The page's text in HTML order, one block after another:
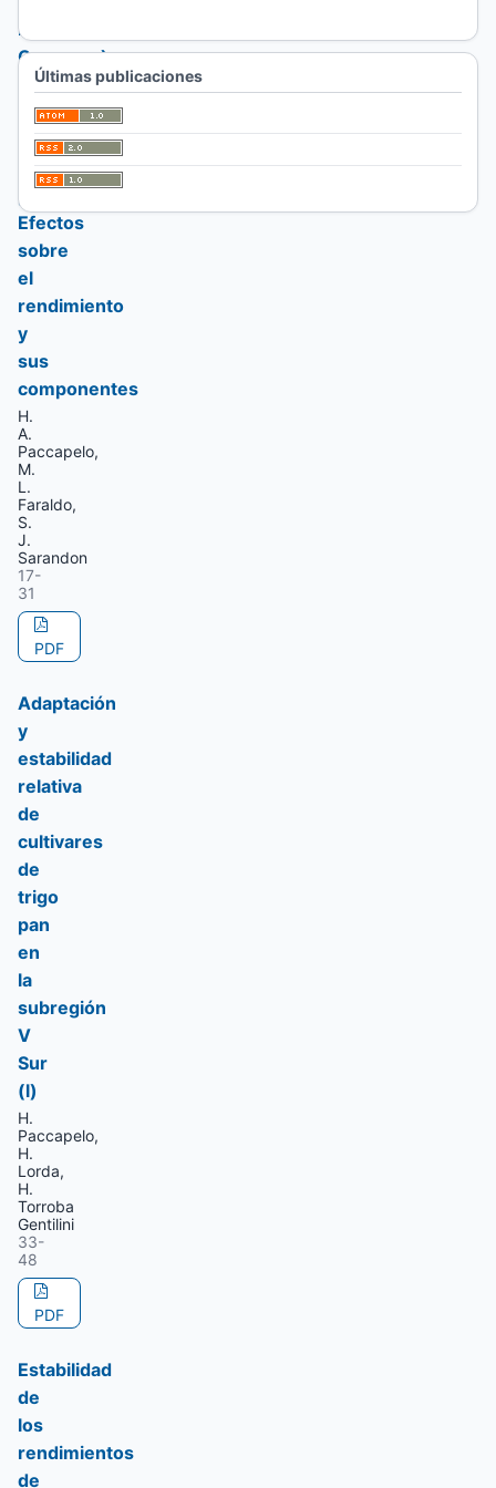
Buck
Cencerro)
en
región
semiárida
pampeana.
Efectos
sobre
el
rendimiento
y
sus
componentes
H.
A.
Paccapelo,
M.
L.
Faraldo,
S.
J.
Sarandon
17-
31
PDF
Adaptación
y
estabilidad
relativa
de
cultivares
de
trigo
pan
en
la
subregión
V
Sur
(l)
H.
Paccapelo,
H.
Lorda,
H.
Torroba
Gentilini
33-
48
PDF
Estabilidad
de
los
rendimientos
de
Últimas publicaciones